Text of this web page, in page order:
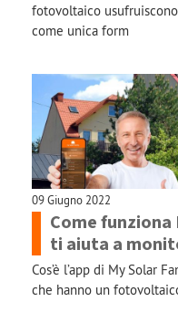
fotovoltaico
come unica form
09 Giugno 2022
Come funziona
ti aiuta a
Cos’è l’app di My Solar
che hanno un